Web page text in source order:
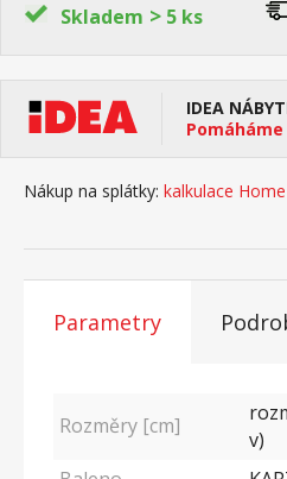
Skladem > 5 ks
IDEA
Nákup na splátky: kalkulace
Parametry
Rozměry [cm]
v)